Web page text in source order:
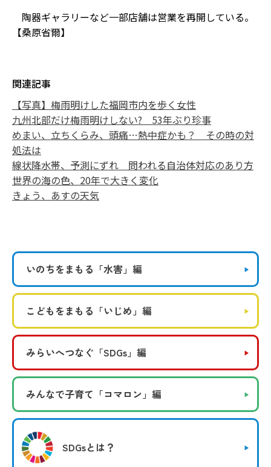
陶器ギャラリーなど一部店舗は営業を再開している。
【桑原省爾】
関連記事
【写真】梅雨明けした福岡市内を歩く女性
九州北部だけ梅雨明けしない? 53年ぶり珍事
めまい、立ちくらみ、頭痛…熱中症かも？ その時の対
処法は
線状降水帯、予測にずれ 問われる自治体対応のあり方
世界の海の色、20年で大きく変化
きょう、あすの天気
いのちをまもる 「水害」編
こどもをまもる 「いじめ」編
みらいへつなぐ 「SDGs」編
みんなで子育て 「コマロン」編
SDGsとは？